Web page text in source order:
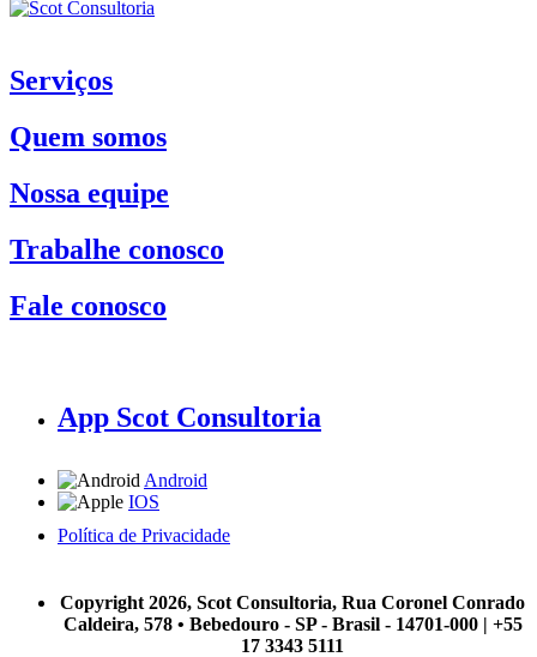
Serviços
Quem somos
Nossa equipe
Trabalhe conosco
Fale conosco
App Scot Consultoria
Android
IOS
Política de Privacidade
Copyright 2026, Scot Consultoria, Rua Coronel Conrado
Caldeira, 578 • Bebedouro - SP - Brasil - 14701-000 | +55
17 3343 5111